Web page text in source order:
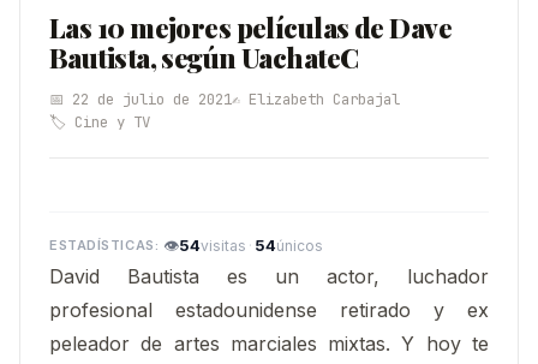
Las 10 mejores películas de Dave
Bautista, según UachateC
📅 22 de julio de 2021✍️ Elizabeth Carbajal
🏷️ Cine y TV
👁54visitas · 54únicos
David Bautista​ es un actor, luchador
profesional estadounidense retirado y ex
peleador de artes marciales mixtas. Y hoy te